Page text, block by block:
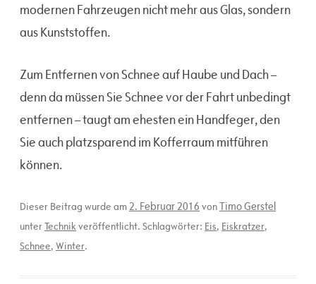
modernen Fahrzeugen nicht mehr aus Glas, sondern
aus Kunststoffen.
Zum Entfernen von Schnee auf Haube und Dach –
denn da müssen Sie Schnee vor der Fahrt unbedingt
entfernen – taugt am ehesten ein Handfeger, den
Sie auch platzsparend im Kofferraum mitführen
können.
Dieser Beitrag wurde am2. Februar 2016 vonTimo Gerstel
unterTechnikveröffentlicht. Schlagwörter: Eis, Eiskratzer,
Schnee, Winter.